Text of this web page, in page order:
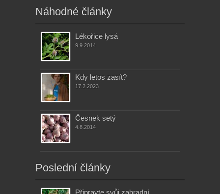
Náhodné články
Lékořice lysá
9.9.2014
Kdy letos zasít?
17.2.2023
Česnek setý
4.8.2014
Poslední články